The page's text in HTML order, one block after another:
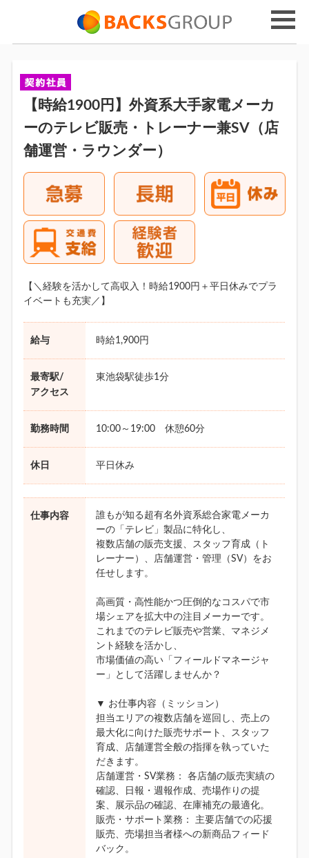
【時給1900円】外資系大手家電メーカ
ーのテレビ販売・トレーナー兼SV（店
舗運営・ラウンダー）
【＼経験を活かして高収入！時給1900円＋平日休みでプラ
イベートも充実／】
給与 時給1,900円
最寄駅/
アクセス
東池袋駅徒歩1分
勤務時間 10:00～19:00 休憩60分
休日 平日休み
仕事内容
誰もが知る超有名外資系総合家電メーカ
ーの「テレビ」製品に特化し、
複数店舗の販売支援、スタッフ育成（ト
レーナー）、店舗運営・管理（SV）をお
任せします。
高画質・高性能かつ圧倒的なコスパで市
場シェアを拡大中の注目メーカーです。
これまでのテレビ販売や営業、マネジメ
ント経験を活かし、
市場価値の高い「フィールドマネージャ
ー」として活躍しませんか？
▼ お仕事内容（ミッション）
担当エリアの複数店舗を巡回し、売上の
最大化に向けた販売サポート、スタッフ
育成、店舗運営全般の指揮を執っていた
だきます。
店舗運営・SV業務： 各店舗の販売実績の
確認、日報・週報作成、売場作りの提
案、展示品の確認、在庫補充の最適化。
販売・サポート業務： 主要店舗での応援
販売、売場担当者様への新商品フィード
バック。